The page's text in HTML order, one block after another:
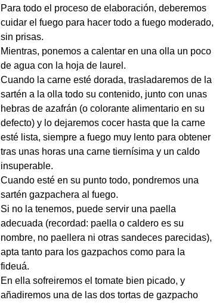
Para todo el proceso de elaboración, deberemos
cuidar el fuego para hacer todo a fuego moderado,
sin prisas.
Mientras, ponemos a calentar en una olla un poco
de agua con la hoja de laurel.
Cuando la carne esté dorada, trasladaremos de la
sartén a la olla todo su contenido, junto con unas
hebras de azafrán (o colorante alimentario en su
defecto) y lo dejaremos cocer hasta que la carne
esté lista, siempre a fuego muy lento para obtener
tras unas horas una carne tiernísima y un caldo
insuperable.
Cuando esté en su punto todo, pondremos una
sartén gazpachera al fuego.
Si no la tenemos, puede servir una paella
adecuada (recordad: paella o caldero es su
nombre, no paellera ni otras sandeces parecidas),
apta tanto para los gazpachos como para la
fideuá.
En ella sofreiremos el tomate bien picado, y
añadiremos una de las dos tortas de gazpacho